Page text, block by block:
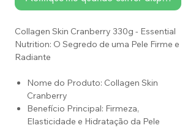
Collagen Skin Cranberry 330g - Essential
Nutrition: O Segredo de uma Pele Firme e
Radiante
Nome do Produto: Collagen Skin
Cranberry
Benefício Principal: Firmeza,
Elasticidade e Hidratação da Pele